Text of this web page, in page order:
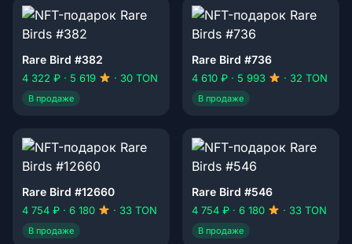
Rare Bird #382
4 322 ₽ · 5 619 · 30 TON
В продаже
Rare Bird #736
4 610 ₽ · 5 993 · 32 TON
В продаже
Rare Bird #12660
4 754 ₽ · 6 180 · 33 TON
В продаже
Rare Bird #546
4 754 ₽ · 6 180 · 33 TON
В продаже